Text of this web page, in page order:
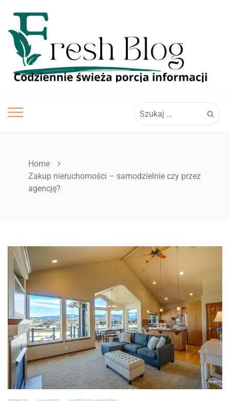
content
Home
Zakup nieruchomości – samodzielnie czy przez
agencję?